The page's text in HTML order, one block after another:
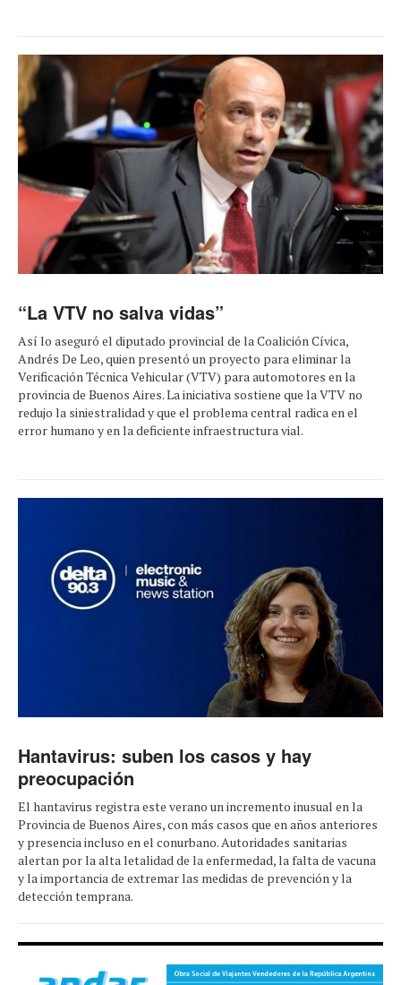
“La VTV no salva vidas”
Así lo aseguró el diputado provincial de la Coalición Cívica,
Andrés De Leo, quien presentó un proyecto para eliminar la
Verificación Técnica Vehicular (VTV) para automotores en la
provincia de Buenos Aires. La iniciativa sostiene que la VTV no
redujo la siniestralidad y que el problema central radica en el
error humano y en la deficiente infraestructura vial.
Hantavirus: suben los casos y hay
preocupación
El hantavirus registra este verano un incremento inusual en la
Provincia de Buenos Aires, con más casos que en años anteriores
y presencia incluso en el conurbano. Autoridades sanitarias
alertan por la alta letalidad de la enfermedad, la falta de vacuna
y la importancia de extremar las medidas de prevención y la
detección temprana.